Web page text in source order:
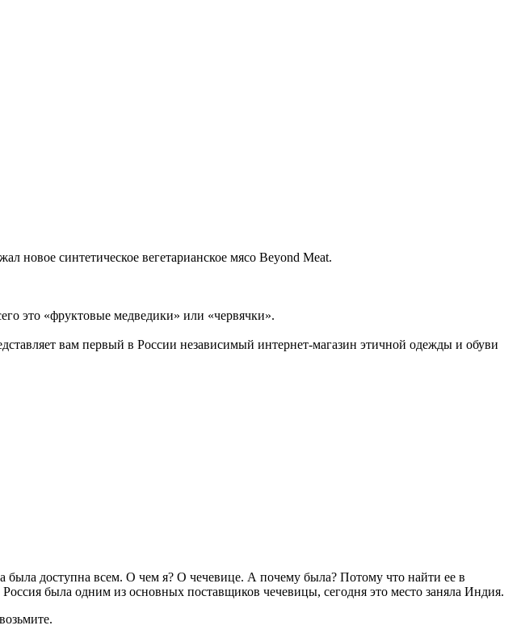
новое синтетическое вегетарианское мясо Beyond Meat.
это «фруктовые медведики» или «червячки».
вам первый в России независимый интернет-магазин этичной одежды и обуви
была доступна всем. О чем я? О чечевице. А почему была? Потому что найти ее в
была одним из основных поставщиков чечевицы, сегодня это место заняла Индия.